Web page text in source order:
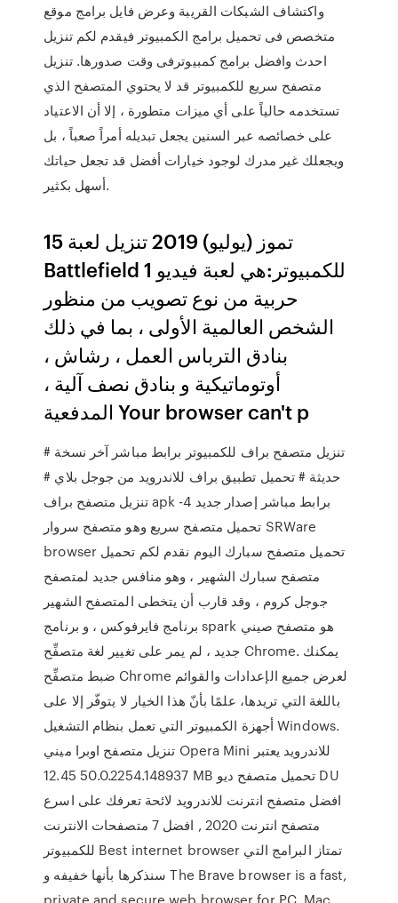
واكتشاف الشبكات القريبة وعرض فايل برامج موقع
متخصص فى تحميل برامج الكمبيوتر فيقدم لكم تنزيل
احدث وافضل برامج كمبيوترفى وقت صدورها. تنزيل
متصفح سريع للكمبيوتر قد لا يحتوي المتصفح الذي
تستخدمه حالياً على أي ميزات متطورة ، إلا أن الاعتياد
على خصائصه عبر السنين يجعل تبديله أمراً صعباً ، بل
ويجعلك غير مدرك لوجود خيارات أفضل قد تجعل حياتك
أسهل بكثير.
15 تموز (يوليو) 2019 تنزيل لعبة
Battlefield 1 للكمبيوتر:هي لعبة فيديو
حربية من نوع تصويب من منظور
الشخص العالمية الأولى ، بما في ذلك
بنادق الترباس العمل ، رشاش ،
أوتوماتيكية و بنادق نصف آلية ،
المدفعية Your browser can't p
# تنزيل متصفح براف للكمبيوتر برابط مباشر آخر نسخة
حديثة # تحميل تطبيق براف للاندرويد من جوجل بلاي #
تنزيل متصفح براف apk برابط مباشر إصدار جديد 4-
تحميل متصفح سريع وهو متصفح سروار SRWare
browser تحميل متصفح سبارك اليوم نقدم لكم تحميل
متصفح سبارك الشهير ، وهو منافس جديد لمتصفح
جوجل كروم ، وقد قارب أن يتخطى المتصفح الشهير
برنامج فايرفوكس ، و برنامج spark هو متصفح صيني
جديد ، لم يمر على تغيير لغة متصفِّح Chrome. يمكنك
ضبط متصفِّح Chrome لعرض جميع الإعدادات والقوائم
باللغة التي تريدها، علمًا بأنّ هذا الخيار لا يتوفّر إلا على
أجهزة الكمبيوتر التي تعمل بنظام التشغيل Windows.
تنزيل متصفح اوبرا ميني Opera Mini للاندرويد يعتبر
50.0.2254.148937 12.45 MB تحميل متصفح ديو DU
افضل متصفح انترنت للاندرويد لائحة تعرفك على اسرع
متصفح انترنت 2020 , افضل 7 متصفحات الانترنت
للكمبيوتر Best internet browser تمتاز البرامج التي
سنذكرها بأنها خفيفه و The Brave browser is a fast,
private and secure web browser for PC, Mac